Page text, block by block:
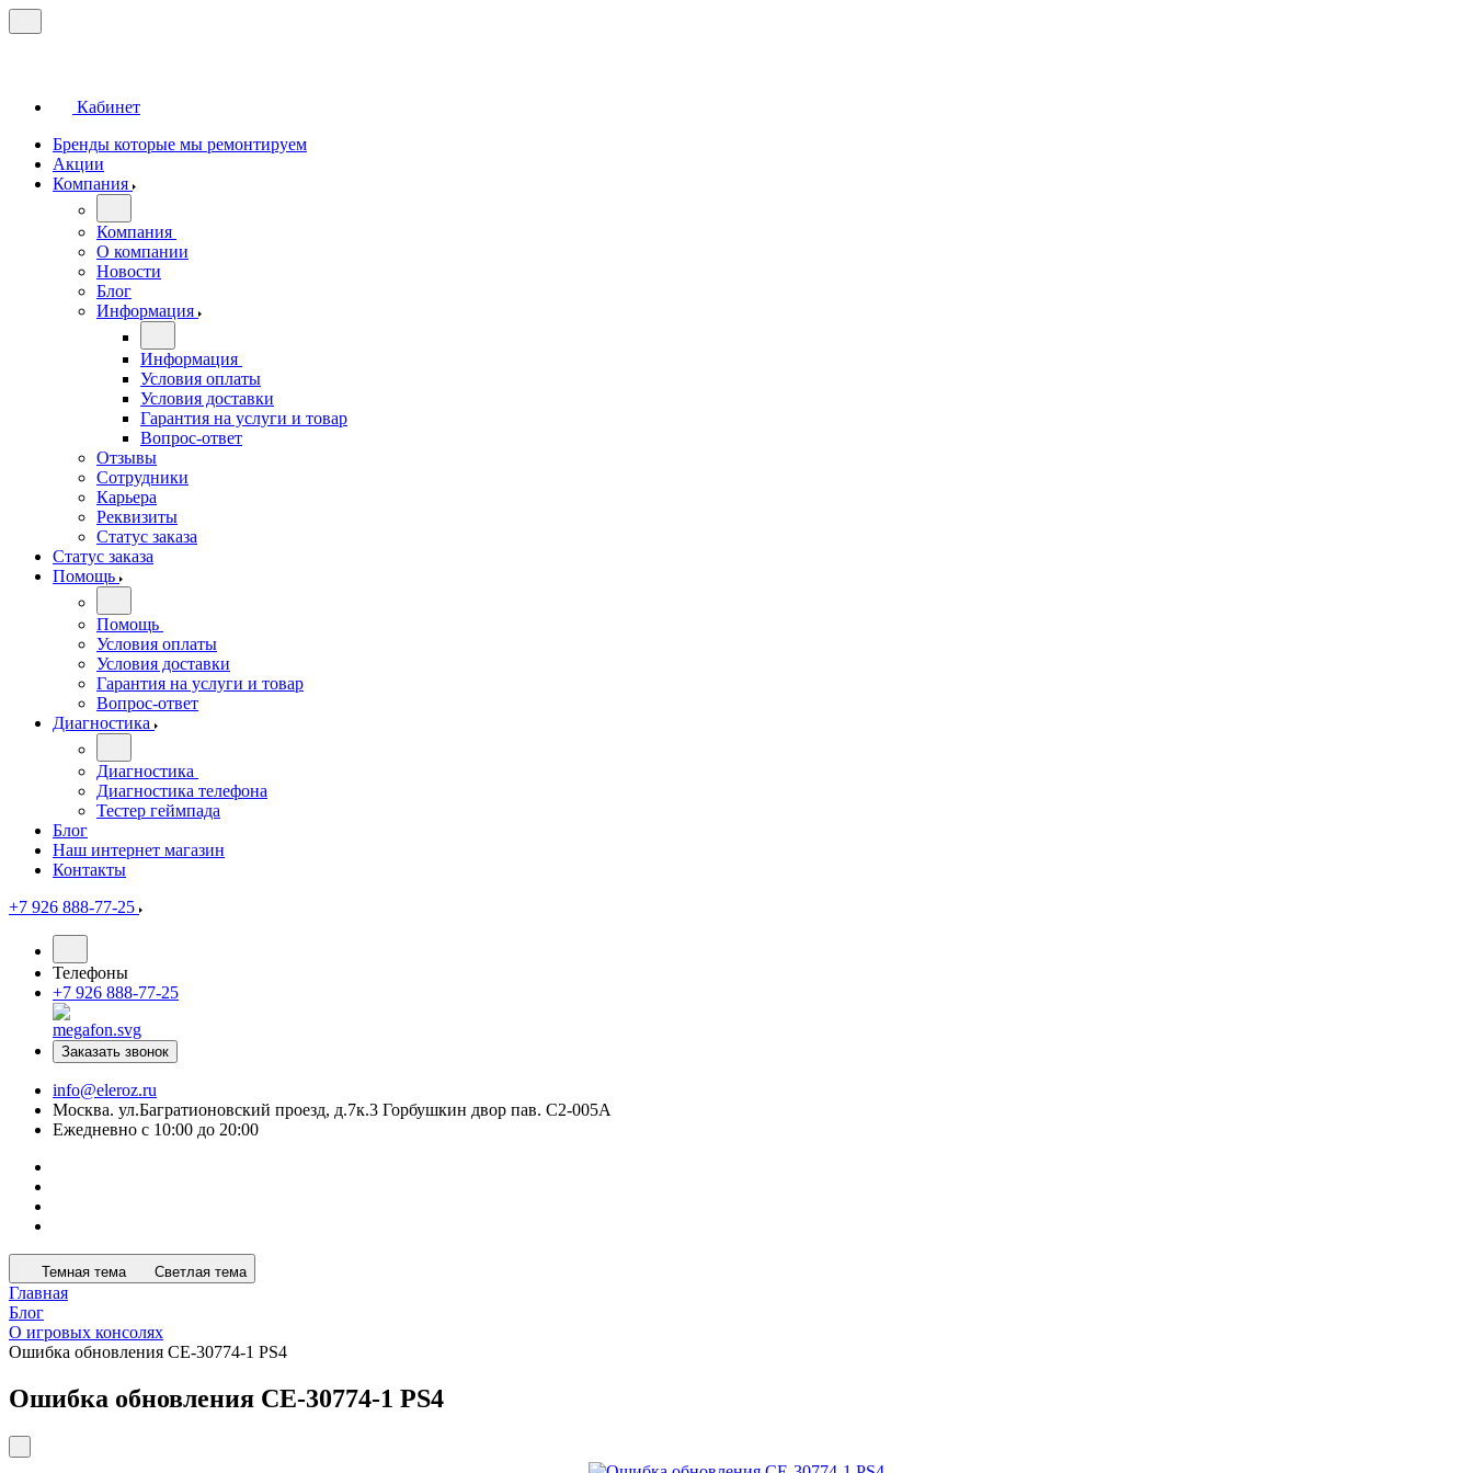
Кабинет
Бренды которые мы ремонтируем
Акции
Компания
Компания
О компании
Новости
Блог
Информация
Информация
Условия оплаты
Условия доставки
Гарантия на услуги и товар
Вопрос-ответ
Отзывы
Сотрудники
Карьера
Реквизиты
Статус заказа
Статус заказа
Помощь
Помощь
Условия оплаты
Условия доставки
Гарантия на услуги и товар
Вопрос-ответ
Диагностика
Диагностика
Диагностика телефона
Тестер геймпада
Блог
Наш интернет магазин
Контакты
+7 926 888-77-25
Телефоны
+7 926 888-77-25
Заказать звонок
info@eleroz.ru
Москва. ул.Багратионовский проезд, д.7к.3 Горбушкин двор пав. C2-005A
Ежедневно с 10:00 до 20:00
Темная тема Светлая тема
Главная
Блог
О игровых консолях
Ошибка обновления CE-30774-1 PS4
Ошибка обновления CE-30774-1 PS4